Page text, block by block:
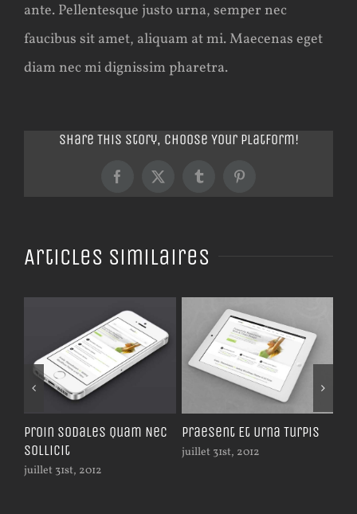
ante. Pellentesque justo urna, semper nec
faucibus sit amet, aliquam at mi. Maecenas eget
diam nec mi dignissim pharetra.
Share This Story, Choose Your Platform!
Facebook
X TumblrPinterest
Articles similaires
Proin Sodales Quam Nec
Sollicit
juillet 31st, 2012
Praesent Et Urna Turpis
juillet 31st, 2012